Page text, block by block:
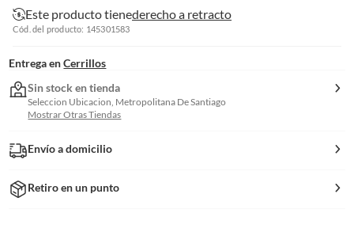
Este producto tienederecho a retracto
Cód. del producto: 145301583
Entrega en Cerrillos
Sin stock en tienda
Seleccion Ubicacion, Metropolitana De Santiago
Mostrar Otras Tiendas
Envío a domicilio
Retiro en un punto